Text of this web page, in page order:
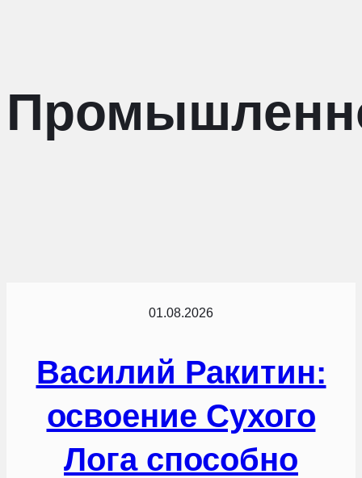
01.08.2026
Василий Ракитин:
освоение Сухого
Лога способно